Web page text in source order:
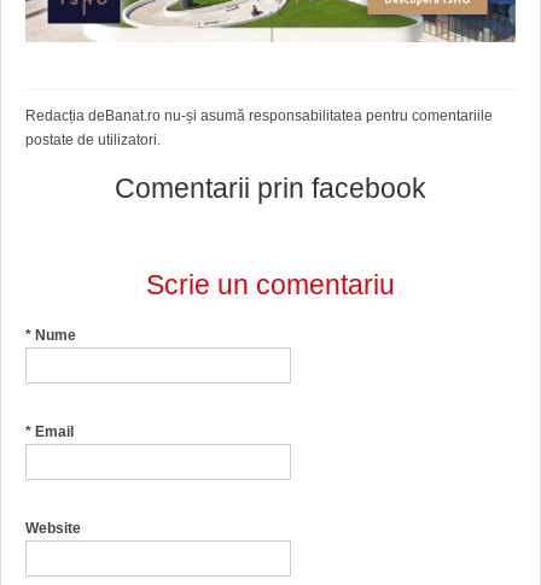
Redacția deBanat.ro nu-și asumă responsabilitatea pentru comentariile
postate de utilizatori.
Comentarii prin facebook
Scrie un comentariu
* Nume
* Email
Website